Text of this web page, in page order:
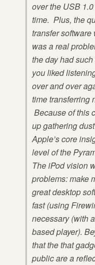
over the USB
time. Plus, the
transfer
was a real
the day had
you liked
over and over
time transferring
Because of this
up gathering
Apple’s core
level of the
The iPod vision
problems: make
great desktop
fast (using
necessary (with
based player).
that the that
public are a